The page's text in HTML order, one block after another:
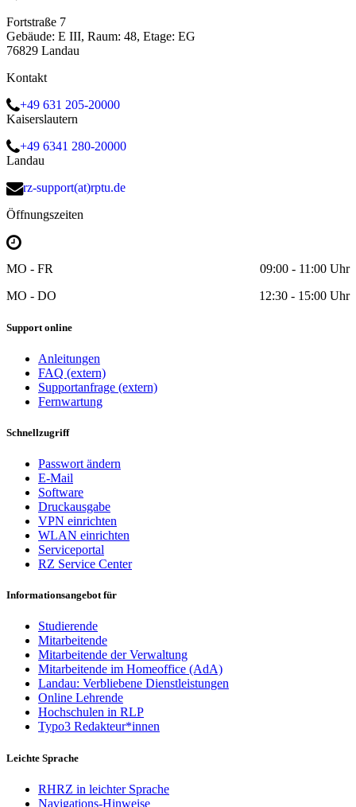
Fortstraße 7
Gebäude: E III, Raum: 48, Etage: EG
76829 Landau
Kontakt
+49 631 205-20000
Kaiserslautern
+49 6341 280-20000
Landau
rz-support(at)rptu.de
Öffnungszeiten
MO - FR
09:00 - 11:00 Uhr
MO - DO
12:30 - 15:00 Uhr
Support online
Anleitungen
FAQ (extern)
Supportanfrage (extern)
Fernwartung
Schnellzugriff
Passwort ändern
E-Mail
Software
Druckausgabe
VPN einrichten
WLAN einrichten
Serviceportal
RZ Service Center
Informationsangebot für
Studierende
Mitarbeitende
Mitarbeitende der Verwaltung
Mitarbeitende im Homeoffice (AdA)
Landau: Verbliebene Dienstleistungen
Online Lehrende
Hochschulen in RLP
Typo3 Redakteur*innen
Leichte Sprache
RHRZ in leichter Sprache
Navigations-Hinweise